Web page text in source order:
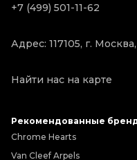
+7 (499) 501-11-62
Адрес: 117105, г.
Найти нас на карте
Рекомендованные
Chrome Hearts
Van Cleef Arpels